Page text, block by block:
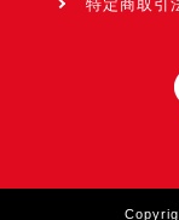
特定商取引